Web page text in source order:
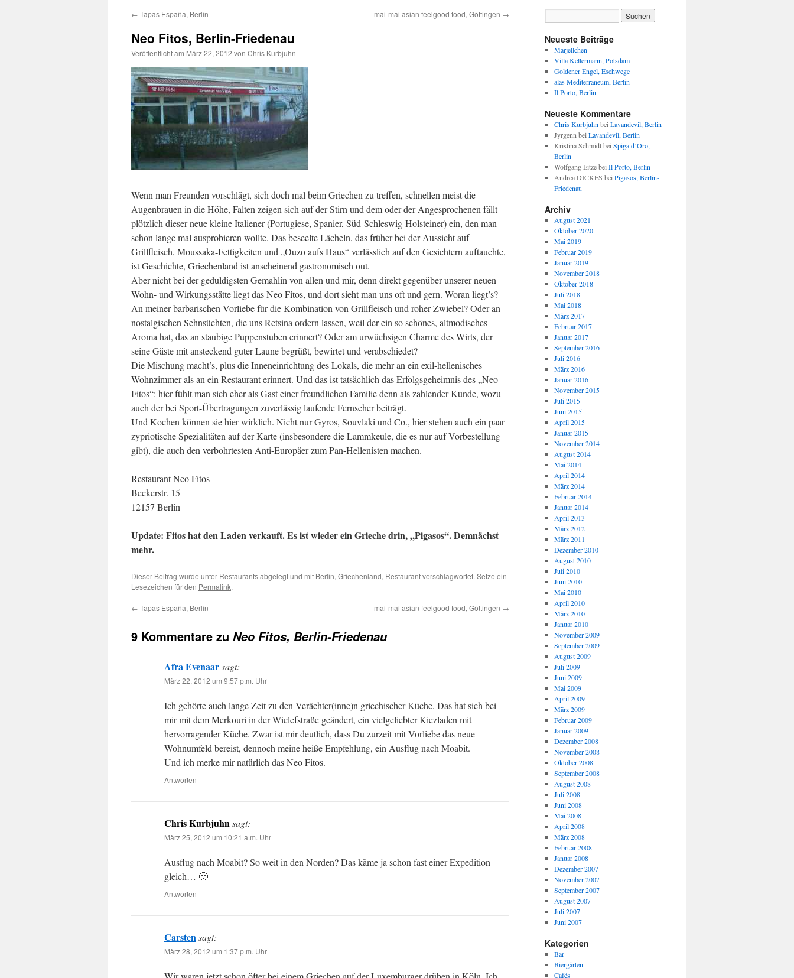
← Tapas España, Berlin mai-mai asian feelgood food, Göttingen →
Neo Fitos, Berlin-Friedenau
Veröffentlicht am März 22, 2012 von Chris Kurbjuhn
Wenn man Freunden vorschlägt, sich doch mal beim Griechen zu treffen, schnellen meist die
Augenbrauen in die Höhe, Falten zeigen sich auf der Stirn und dem oder der Angesprochenen fällt
plötzlich dieser neue kleine Italiener (Portugiese, Spanier, Süd-Schleswig-Holsteiner) ein, den man
schon lange mal ausprobieren wollte. Das beseelte Lächeln, das früher bei der Aussicht auf
Grillfleisch, Moussaka-Fettigkeiten und „Ouzo aufs Haus“ verlässlich auf den Gesichtern auftauchte,
ist Geschichte, Griechenland ist anscheinend gastronomisch out.
Aber nicht bei der geduldigsten Gemahlin von allen und mir, denn direkt gegenüber unserer neuen
Wohn- und Wirkungsstätte liegt das Neo Fitos, und dort sieht man uns oft und gern. Woran liegt’s?
An meiner barbarischen Vorliebe für die Kombination von Grillfleisch und roher Zwiebel? Oder an
nostalgischen Sehnsüchten, die uns Retsina ordern lassen, weil der ein so schönes, altmodisches
Aroma hat, das an staubige Puppenstuben erinnert? Oder am urwüchsigen Charme des Wirts, der
seine Gäste mit ansteckend guter Laune begrüßt, bewirtet und verabschiedet?
Die Mischung macht’s, plus die Inneneinrichtung des Lokals, die mehr an ein exil-hellenisches
Wohnzimmer als an ein Restaurant erinnert. Und das ist tatsächlich das Erfolgsgeheimnis des „Neo
Fitos“: hier fühlt man sich eher als Gast einer freundlichen Familie denn als zahlender Kunde, wozu
auch der bei Sport-Übertragungen zuverlässig laufende Fernseher beiträgt.
Und Kochen können sie hier wirklich. Nicht nur Gyros, Souvlaki und Co., hier stehen auch ein paar
zypriotische Spezialitäten auf der Karte (insbesondere die Lammkeule, die es nur auf Vorbestellung
gibt), die auch den verbohrtesten Anti-Europäer zum Pan-Hellenisten machen.
Restaurant Neo Fitos
Beckerstr. 15
12157 Berlin
Update: Fitos hat den Laden verkauft. Es ist wieder ein Grieche drin, „Pigasos“. Demnächst
mehr.
Dieser Beitrag wurde unter Restaurantsabgelegt und mit Berlin, Griechenland, Restaurantverschlagwortet. Setze ein
Lesezeichen für den Permalink.
← Tapas España, Berlin mai-mai asian feelgood food, Göttingen →
9 Kommentare zu Neo Fitos, Berlin-Friedenau
Afra Evenaarsagt:
März 22, 2012 um 9:57 p.m. Uhr
Ich gehörte auch lange Zeit zu den Verächter(inne)n griechischer Küche. Das hat sich bei
mir mit dem Merkouri in der Wiclefstraße geändert, ein vielgeliebter Kiezladen mit
hervorragender Küche. Zwar ist mir deutlich, dass Du zurzeit mit Vorliebe das neue
Wohnumfeld bereist, dennoch meine heiße Empfehlung, ein Ausflug nach Moabit.
Und ich merke mir natürlich das Neo Fitos.
Antworten
Chris Kurbjuhnsagt:
März 25, 2012 um 10:21 a.m. Uhr
Ausflug nach Moabit? So weit in den Norden? Das käme ja schon fast einer Expedition
gleich… 🙂
Antworten
Carstensagt:
März 28, 2012 um 1:37 p.m. Uhr
Neueste Beiträge
Marjellchen
Villa Kellermann, Potsdam
Goldener Engel, Eschwege
alas Mediterraneum, Berlin
Il Porto, Berlin
Neueste Kommentare
Chris Kurbjuhn bei Lavandevil, Berlin
Jyrgenn bei Lavandevil, Berlin
Kristina Schmidtbei Spiga d’Oro,
Berlin
Wolfgang Eitzebei Il Porto, Berlin
Andrea DICKES bei Pigasos, Berlin-
Friedenau
Archiv
August 2021
Oktober 2020
Mai 2019
Februar 2019
Januar 2019
November 2018
Oktober 2018
Juli 2018
Mai 2018
März 2017
Februar 2017
Januar 2017
September 2016
Juli 2016
März 2016
Januar 2016
November 2015
Juli 2015
Juni 2015
April 2015
Januar 2015
November 2014
August 2014
Mai 2014
April 2014
März 2014
Februar 2014
Januar 2014
April 2013
März 2012
März 2011
Dezember 2010
August 2010
Juli 2010
Juni 2010
Mai 2010
April 2010
März 2010
Januar 2010
November 2009
September 2009
August 2009
Juli 2009
Juni 2009
Mai 2009
April 2009
März 2009
Februar 2009
Januar 2009
Dezember 2008
November 2008
Oktober 2008
September 2008
August 2008
Juli 2008
Juni 2008
Mai 2008
April 2008
März 2008
Februar 2008
Januar 2008
Dezember 2007
November 2007
September 2007
August 2007
Juli 2007
Juni 2007
Kategorien
Bar
Biergärten
Cafés